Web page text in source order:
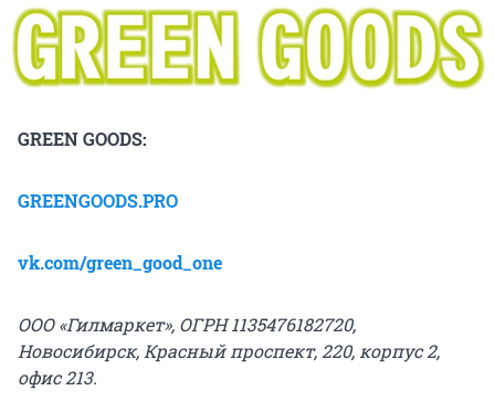
GREEN GOODS:
GREENGOODS.PRO
vk.com/green_good_one
ООО «Гилмаркет», ОГРН 1135476182720,
Новосибирск, Красный проспект, 220, корпус 2,
офис 213.